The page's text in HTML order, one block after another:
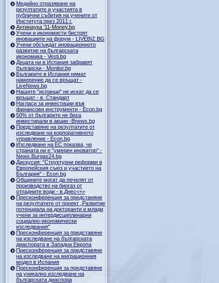
Медийно отразяване на
резултатите и участията в
публични събития на учените от
Института през 2011 г.
Антинаука ‘11-Money.bg
Учени и икономисти бистрят
иновациите на форум - LIVEBIZ.BG
Учени обсъждат иновационното
развитие на българската
икономика - Vesti.bg
Децата ни в Испания забравят
български - Monitor.bg
Българите в Испания нямат
намерение да се връщат -
LiveNews.bg
Нашите "испанци" не искат да се
връщат - в. Стандарт
Нагласи за инвестиции във
финансови инструменти - Econ.bg
50% от българите не биха
инвестирали в акции -Bnews.bg
Представяне на резултатите от
изследване на корпоративното
управление - Econ.bg
Изследване на ЕС показва, че
страната ни е "умерен иноватор" -
News.Burgas24.bg
Дискусия: "Структурни реформи в
Европейския съюз и участието на
България" - Econ.bg
Общините могат да печелят от
производство на биогаз от
отпадните води - в.Днес<+>
Пресконференция за предстаняне
на резултатите от проект „Развитие
потенциала на докторанти и млади
учени за интердисциплинарни
социално-икономически
изследвания"
Пресконференция за представяне
на изследване на българската
диаспората в Западна Европа
Пресконференция за представяне
на изследване на миграционния
модел в Испания
Пресконференция за представяне
на уникално изследване на
българската диаспора